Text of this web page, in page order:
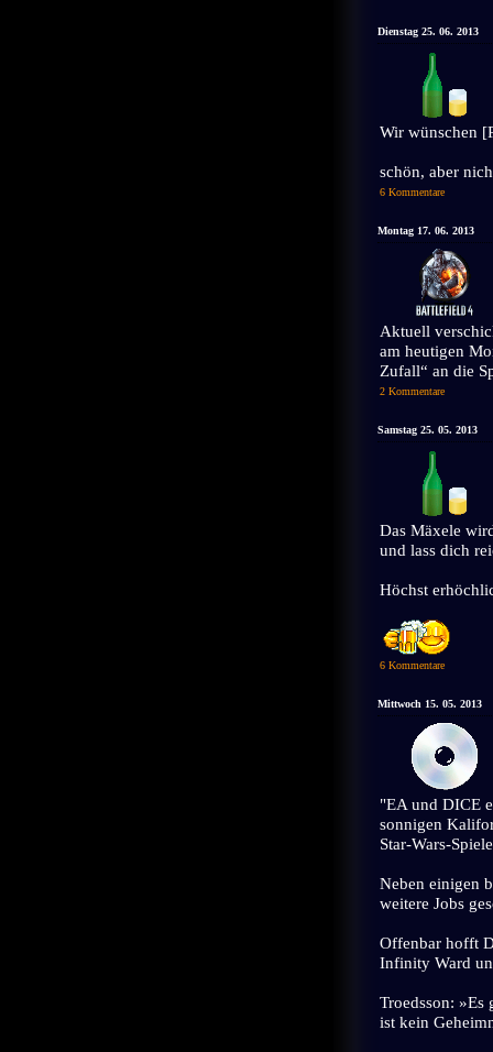
Dienstag 25. 06. 2013
Wir wünschen
schön, aber
6 Kommentare
Montag 17. 06. 2013
Aktuell
am heutigen
Zufall“ an die
2 Kommentare
Samstag 25. 05. 2013
Das Mäxele
und lass dich
Höchst
6 Kommentare
Mittwoch 15. 05. 2013
"EA und DICE
sonnigen
Star-Wars-
Neben einigen
weitere Jobs
Offenbar hofft
Infinity Ward
Troedsson:
ist kein